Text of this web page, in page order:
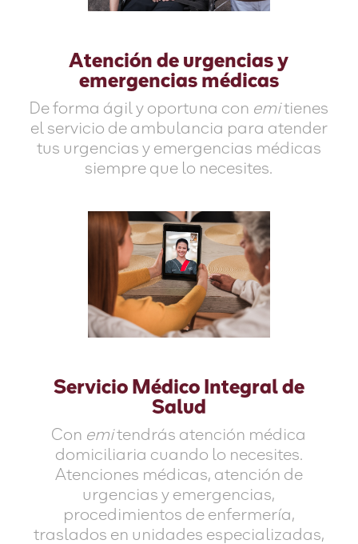
Atención de urgencias y
emergencias médicas
De forma ágil y oportuna con emitienes
el servicio de ambulancia para atender
tus urgencias y emergencias médicas
siempre que lo necesites.
Servicio Médico Integral de
Salud
Con emitendrás atención médica
domiciliaria cuando lo necesites.
Atenciones médicas, atención de
urgencias y emergencias,
procedimientos de enfermería,
traslados en unidades especializadas,